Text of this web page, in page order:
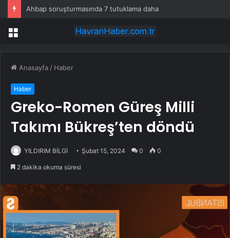
Ahbap soruşturmasında 7 tutuklama daha
Menü
Anasayfa / Haber
Haber
Greko-Romen Güreş Milli
Takımı Bükreş’ten döndü
YILDIRIM BİLGİ Şubat 15, 2024 0 0
2 dakika okuma süresi